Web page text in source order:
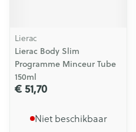
Lierac
Lierac Body Slim
Programme Minceur Tube
150ml
€ 51,70
Niet beschikbaar